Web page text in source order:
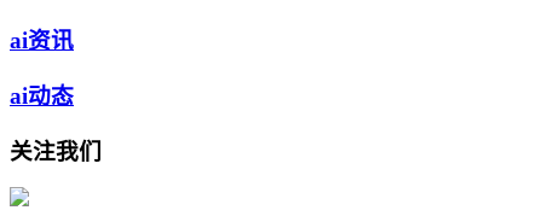
ai资讯
ai动态
关注我们